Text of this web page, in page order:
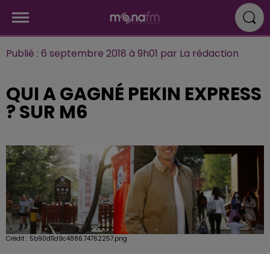
Publié : 6 septembre 2018 à 9h01 par La rédaction
QUI A GAGNÉ PEKIN EXPRESS
? SUR M6
Crédit : 5b90d11d9c4886.74762257.png